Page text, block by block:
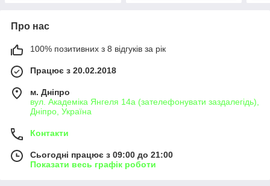
Про нас
100% позитивних з 8 відгуків за рік
Працює з 20.02.2018
м. Дніпро
вул. Академіка Янгеля 14а (зателефонувати заздалегідь),
Дніпро, Україна
Контакти
Сьогодні працює з 09:00 до 21:00
Показати весь графік роботи